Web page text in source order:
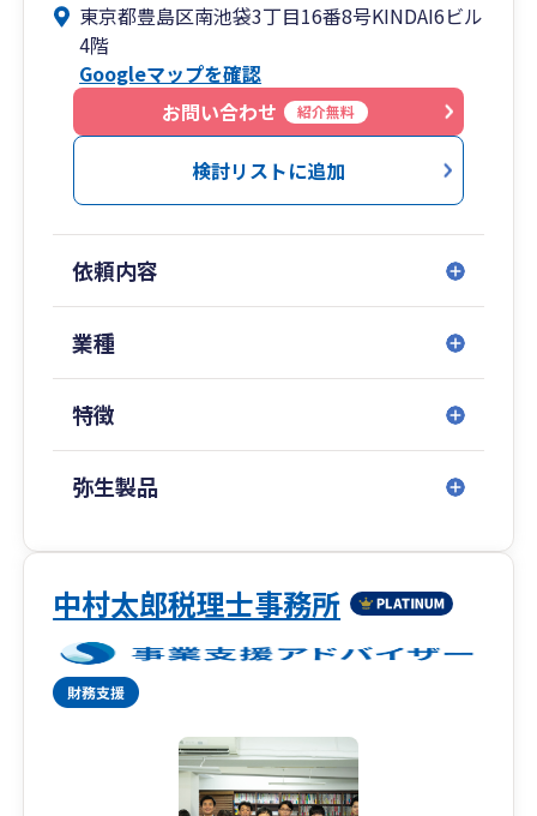
無料相談時に大切にしていることは
・価値ある時間とするためお客様に貢献していく
こと
・疑問点をその場でクリアにすること
・無料相談したからといって、当社へ依頼しなく
ても全く構いません。というスタンス
・追いかけ営業一切しない。
お気軽にご連絡いただければ幸いです。
も、お客様0件から）で立ち上げましたが、お蔭
様で豊島区・池袋地区のお客様を中心に沢山のご
支持を頂戴し、2025年時点では従業員15人、年間
の新規契約数も138件頂戴することができまし
た。
今後も、お客様のお役にたてるよう努力いたしま
す。どうぞ、お気軽にご相談下さい。
東京都豊島区南池袋3丁目16番8号KINDAI6ビル
4階
Googleマップを確認
お問い合わせ
紹介無料
検討リストに追加
依頼内容
業種
特徴
弥生製品
中村太郎税理士事務所